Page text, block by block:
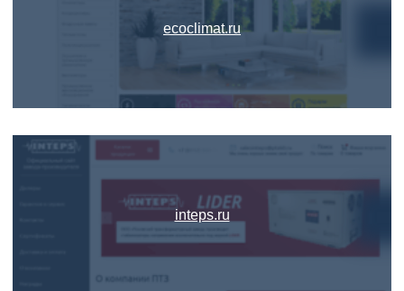
ecoclimat.ru
inteps.ru